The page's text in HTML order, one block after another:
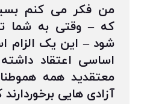
من فکر می کنم
که – وقتی به شما
شود – این یک الزام
اساسی اعتقاد
معتقدید همه
آزادی هایی